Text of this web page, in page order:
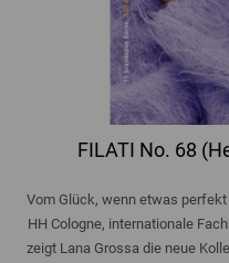
FILATI No. 68
Vom Glück, wenn etwas
HH Cologne, internationale
zeigt Lana Grossa die neue